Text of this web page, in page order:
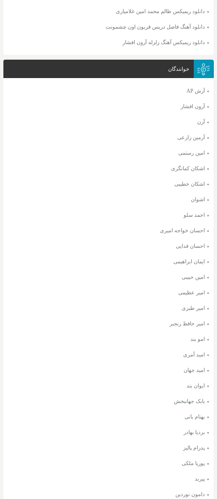
دانلود ریمیکس ظالم محمد امین غلامیاری
دانلود آهنگ فاضل دریس قربون اون چشمونت
دانلود ریمیکس آهنگ زلزله آرون افشار
خوانندگان
آرش AP
آرون افشار
آرن
آرمین زارعی
امین رستمی
اشکان کمانگری
اشکان خطیبی
اشوان
احمد سلو
احسان خواجه امیری
احسان فدایی
ایمان ابراهیمی
امین حبیبی
امیر عظیمی
امیر طبری
امیر حافظ رنجبر
امو بند
امید آمری
امید جهان
ایوان بند
بابک جهانبخش
بهنام بانی
بردیا بهادر
پدرام پالیز
پوریا ملکی
پیربد
دامون نوردین